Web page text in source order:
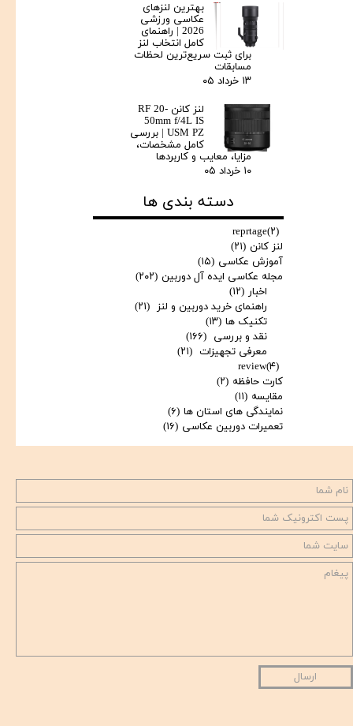
ارسال
بهترین لنزهای
عکاسی ورزشی
2026 | راهنمای
کامل انتخاب لنز
برای ثبت سریع‌ترین لحظات
مسابقات
۱۳ خرداد ۰۵
لنز کانن RF 20-
50mm f/4L IS
USM PZ | بررسی
کامل مشخصات،
مزایا، معایب و کاربردها
۱۰ خرداد ۰۵
دسته بندی ها
reprtage(۲)
لنز کانن (۲۱)
آموزش عکاسی (۱۵)
مجله عکاسی ایده آل دوربین (۲۰۲)
اخبار (۱۲)
راهنمای خرید دوربین و لنز (۲۱)
تکنیک ها (۱۳)
نقد و بررسی (۱۶۶)
معرفی تجهیزات (۲۱)
review(۴)
کارت حافظه (۲)
مقایسه (۱۱)
نمایندگی های استان ها (۶)
تعمیرات دوربین عکاسی (۱۶)